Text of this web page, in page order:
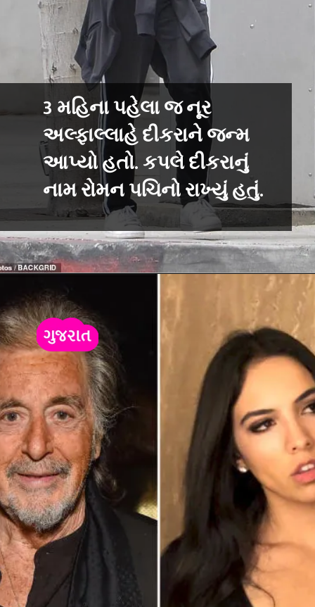
3 મહિના પહેલા જ નૂર
અલ્ફાલ્લાહે દીકરાને જન્મ
આપ્યો હતો. કપલે દીકરાનું
નામ રોમન પચિનો રાખ્યું હતું.